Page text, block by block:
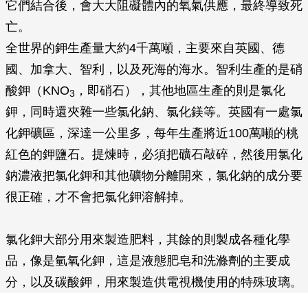
它們結合後，會大大阻礙體內的氧氣供應，最終導致死
亡。
全世界的鉀生產量大約4千萬噸，主要來自英國、德
國、加拿大、智利，以及死海的海水。智利生產的是硝
酸鉀（KNO3 ，即硝石），其他地區生產的則是氯化
鉀，同時還夾雜一些氯化鈉、氯化鎂等。英國有一處氯
化鉀礦區，深達一公里多，每年生產將近100萬噸的桃
紅色的鉀鹽石。提煉時，必須把礦石敲碎，然後用氯化
鈉濃液把氯化鉀和其他礦物分離開來，氯化鈉的成分要
很正確，才不會把氯化鉀溶解掉。
氯化鉀大部分用來製造肥料，其餘的則製成各種化學
品，像是氫氧化鉀，這是液態肥皂和洗滌劑的主要成
分，以及碳酸鉀，用來製造供電視機使用的特殊玻璃。